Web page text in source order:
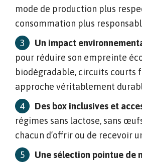
mode de production plus
consommation plus
Un impact
pour réduire son empreinte
biodégradable, circuits courts
approche véritablement
Des box inclusives et
régimes sans lactose, sans
chacun d’offrir ou de recevoir
Une sélection pointue de